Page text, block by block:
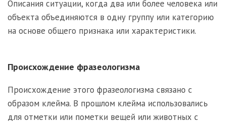
Описания ситуации, когда два или более человека или
объекта объединяются в одну группу или категорию
на основе общего признака или характеристики.
Происхождение фразеологизма
Происхождение этого фразеологизма связано с
образом клейма. В прошлом клейма использовались
для отметки или пометки вещей или животных с